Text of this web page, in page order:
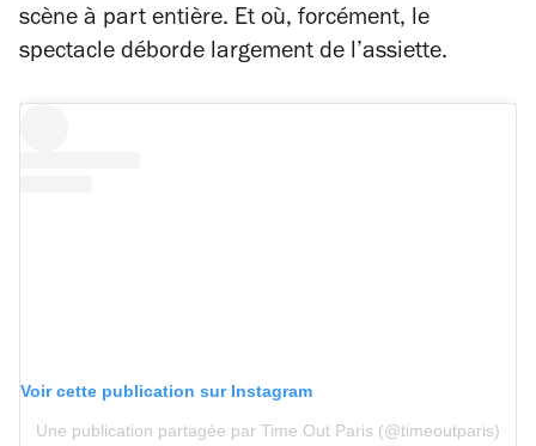
scène à part entière. Et où, forcément, le
spectacle déborde largement de l’assiette.
Voir cette publication sur Instagram
Une publication partagée par Time Out Paris (@timeoutparis)